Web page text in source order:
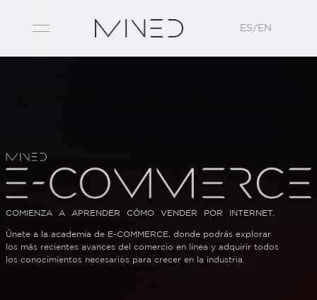
open navigation menu
ES/EN
COMIENZA A APRENDER CÓMO VENDER POR INTERNET.
Únete a la academia de E-COMMERCE, donde podrás explorar
los más recientes avances del comercio en línea y adquirir todos
los conocimientos necesarios para crecer en la industria.